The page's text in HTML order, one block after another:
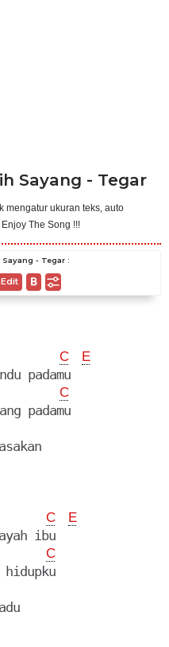
Sayang - Tegar
mengatur ukuran teks, auto
The Song !!!
- Tegar :
Edit
C E
Ayah.. dengarkanlah, kurindu padamu
C
padamu
C E
C